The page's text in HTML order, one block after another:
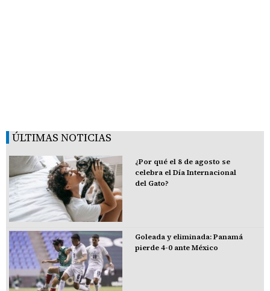
ÚLTIMAS NOTICIAS
¿Por qué el 8 de agosto se
celebra el Día Internacional
del Gato?
Goleada y eliminada: Panamá
pierde 4-0 ante México